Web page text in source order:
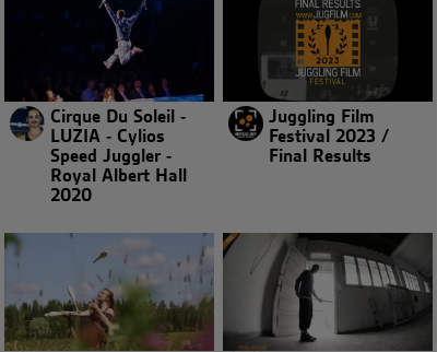
Cirque Du Soleil -
LUZIA - Cylios
Speed Juggler -
Royal Albert Hall
2020
Juggling Film
Festival 2023 /
Final Results